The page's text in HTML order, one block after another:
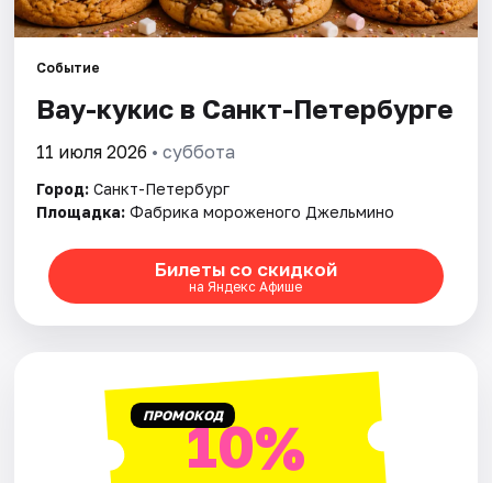
Города
Площадки
Артисты
Рейтинги
Событие
Вау-кукис в Санкт-Петербурге
11 июля 2026 • суббота
Город: Санкт-Петербург
Площадка: Фабрика мороженого Джельмино
Билеты со скидкой
на Яндекс Афише
ПРОМОКОД10%